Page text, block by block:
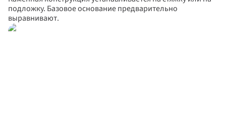
подложку. Базовое основание предварительно
выравнивают.